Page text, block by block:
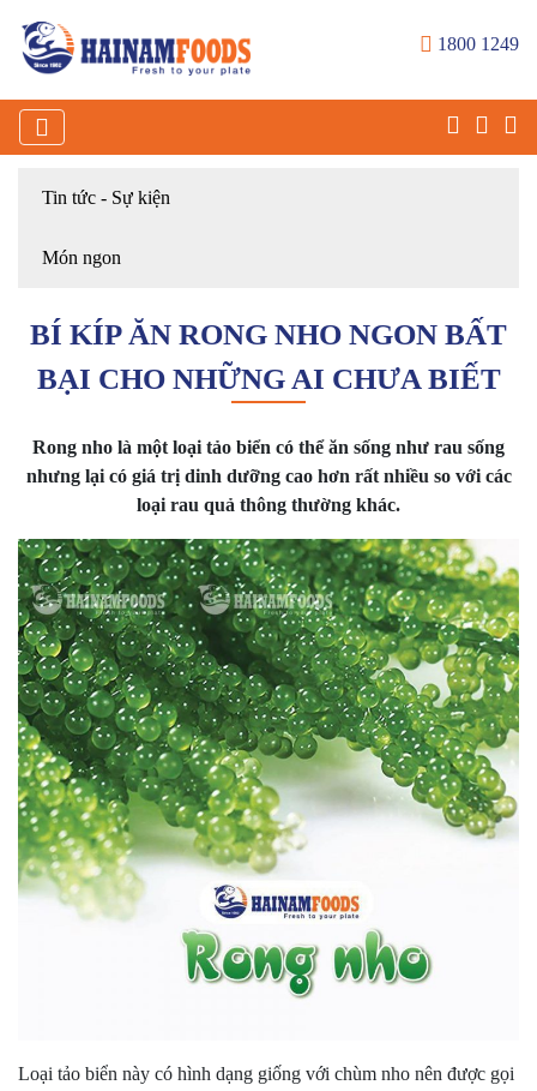
1800 1249
Tin tức - Sự kiện
Món ngon
BÍ KÍP ĂN RONG NHO NGON BẤT
BẠI CHO NHỮNG AI CHƯA BIẾT
Rong nho là một loại tảo biển có thể ăn sống như rau sống
nhưng lại có giá trị dinh dưỡng cao hơn rất nhiều so với các
loại rau quả thông thường khác.
Loại tảo biển này có hình dạng giống với chùm nho nên được gọi